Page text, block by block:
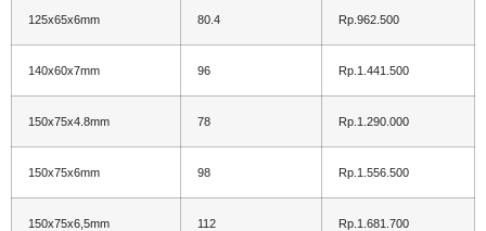
125x65x6mm 80.4 Rp.962.500
140x60x7mm 96 Rp.1.441.500
150x75x4.8mm 78 Rp.1.290.000
150x75x6mm 98 Rp.1.556.500
150x75x6,5mm 112 Rp.1.681.700